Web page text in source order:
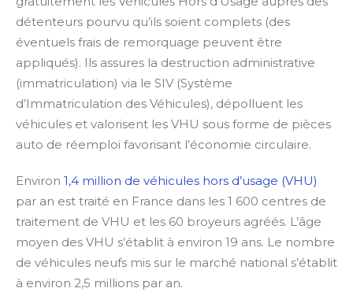
détenteurs pourvu qu’ils soient complets (des
éventuels frais de remorquage peuvent être
appliqués). Ils assures la destruction administrative
(immatriculation) via le SIV (Système
d’Immatriculation des Véhicules), dépolluent les
véhicules et valorisent les VHU sous forme de pièces
auto de réemploi favorisant l’économie circulaire.
Environ 1,4 million de véhicules hors d’usage (VHU)
par an est traité en France dans les 1 600 centres de
traitement de VHU et les 60 broyeurs agréés. L’âge
moyen des VHU s’établit à environ 19 ans. Le nombre
de véhicules neufs mis sur le marché national s’établit
à environ 2,5 millions par an.